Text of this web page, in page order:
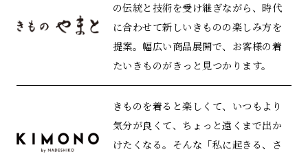
の伝統と技術を受け継ぎながら、時代
に合わせて新しいきものの楽しみ方を
提案。幅広い商品展開で、お客様の着
たいきものがきっと見つかります。
きものを着ると楽しくて、いつもより
気分が良くて、ちょっと遠くまで出か
けたくなる。そんな「私に起きる、さ